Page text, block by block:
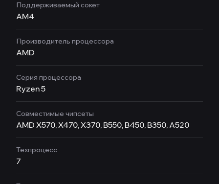
Поддерживаемый сокет
AM4
Производитель процессора
AMD
Серия процессора
Ryzen 5
Совместимые чипсеты
AMD X570, X470, X370, B550, B450, B350, A520
Техпроцесс
7